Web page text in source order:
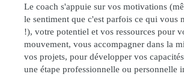
Le coach s'appuie sur vos motivations
le sentiment que c'est parfois ce qui vous
!), votre potentiel et vos ressources pour
mouvement, vous accompagner dans la
vos projets, pour développer vos
une étape professionnelle ou personnelle